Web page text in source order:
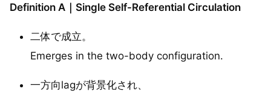
Definition A｜Single Self-Referential Circulation
二体で成立。
Emerges in the two-body configuration.
一方向lagが背景化され、